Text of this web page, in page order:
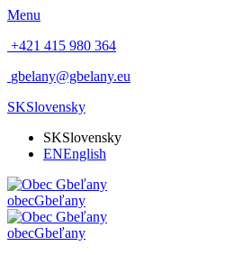
Menu
+421 415 980 364
gbelany@gbelany.eu
SKSlovensky
SKSlovensky
ENEnglish
obecGbeľany
obecGbeľany